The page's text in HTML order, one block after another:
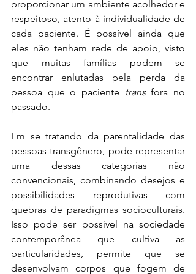
proporcionar um ambiente acolhedor e
respeitoso, atento à individualidade de
cada paciente. É possível ainda que
eles não tenham rede de apoio, visto
que muitas famílias podem se
encontrar enlutadas pela perda da
pessoa que o paciente
trans fora no
passado.
Em se tratando da parentalidade das
pessoas transgênero, pode representar
uma dessas categorias não
convencionais, combinando desejos e
possibilidades reprodutivas com
quebras de paradigmas socioculturais.
Isso pode ser possível na sociedade
contemporânea que cultiva as
particularidades, permite que se
desenvolvam corpos que fogem de